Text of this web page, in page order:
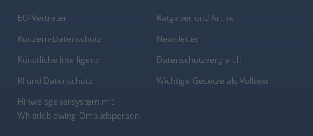
EU-Vertreter
Konzern-Datenschutz
Künstliche Intelligenz
KI und Datenschutz
Hinweisgebersystem mit
Whistleblowing-Ombudsperson
Ratgeber und Artikel
Newsletter
Datenschutzvergleich
Wichtige Gesetze als Volltext